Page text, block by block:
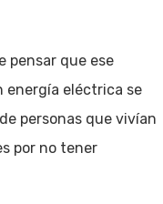
pensar que ese
energía eléctrica se
personas que vivían
por no tener